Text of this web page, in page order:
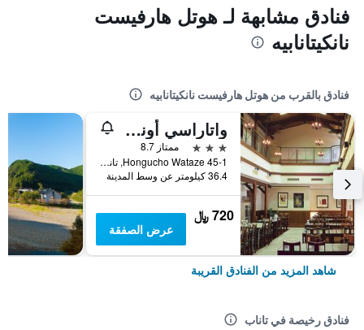
فنادق مشابهة لـ هوتل هارفيست
نانكيتانابيه
فنادق بالقرب من هوتل هارفيست نانكيتانابيه
واتاراسي أونسين هوتل يامايوري
3 نجوم
ممتاز 8.7
45-1 Hongucho Wataze, تاناب, اليابان
36.4 كيلومتر عن وسط المدينة
720 ﷼
عرض الصفقة
شاهد المزيد من الفنادق القريبة
فنادق رخيصة في تاناب